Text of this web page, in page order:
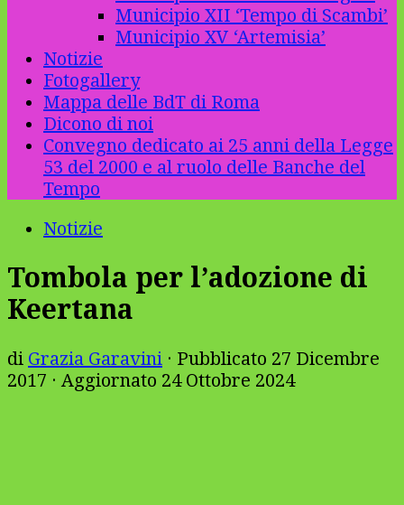
Municipio XII ‘Tempo di Scambi’
Municipio XV ‘Artemisia’
Notizie
Fotogallery
Mappa delle BdT di Roma
Dicono di noi
Convegno dedicato ai 25 anni della Legge
53 del 2000 e al ruolo delle Banche del
Tempo
Notizie
Tombola per l’adozione di
Keertana
di Grazia Garavini · Pubblicato 27 Dicembre
2017 · Aggiornato 24 Ottobre 2024